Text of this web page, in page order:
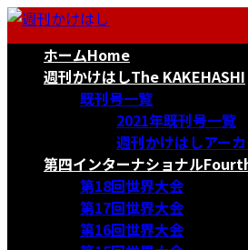
コ
ナ
ホームHome
週刊かけはしThe KAKEHASHI
既刊号一覧
2021年既刊号一覧
週刊かけはしアー
第四インターナショナル
第18回世界大会
第17回世界大会
第16回世界大会